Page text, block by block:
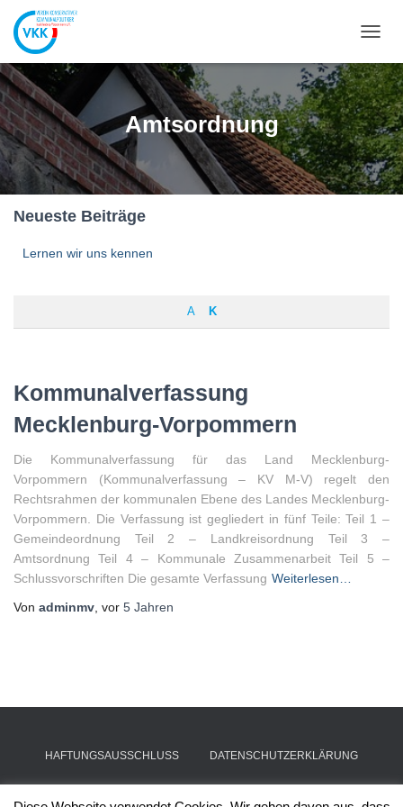
Amtsordnung
Neueste Beiträge
Lernen wir uns kennen
A K
Kommunalverfassung
Mecklenburg-Vorpommern
Die Kommunalverfassung für das Land Mecklenburg-
Vorpommern (Kommunalverfassung – KV M-V) regelt den
Rechtsrahmen der kommunalen Ebene des Landes Mecklenburg-
Vorpommern. Die Verfassung ist gegliedert in fünf Teile: Teil 1 –
Gemeindeordnung Teil 2 – Landkreisordnung Teil 3 –
Amtsordnung Teil 4 – Kommunale Zusammenarbeit Teil 5 –
Schlussvorschriften Die gesamte Verfassung Weiterlesen…
Von adminmv , vor 5 Jahren
HAFTUNGSAUSSCHLUSS DATENSCHUTZERKLÄRUNG
IMPRESSUM